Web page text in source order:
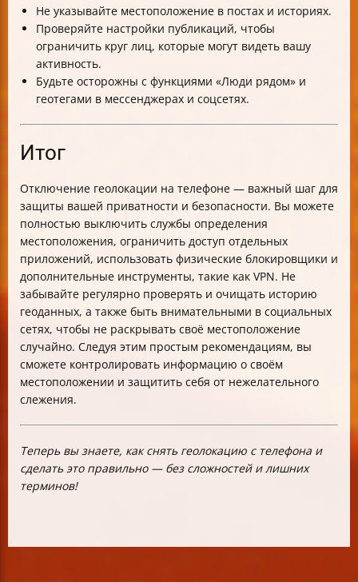
Не указывайте местоположение в постах и историях.
Проверяйте настройки публикаций, чтобы
ограничить круг лиц, которые могут видеть вашу
активность.
Будьте осторожны с функциями «Люди рядом» и
геотегами в мессенджерах и соцсетях.
Итог
Отключение геолокации на телефоне — важный шаг для
защиты вашей приватности и безопасности. Вы можете
полностью выключить службы определения
местоположения, ограничить доступ отдельных
приложений, использовать физические блокировщики и
дополнительные инструменты, такие как VPN. Не
забывайте регулярно проверять и очищать историю
геоданных, а также быть внимательными в социальных
сетях, чтобы не раскрывать своё местоположение
случайно. Следуя этим простым рекомендациям, вы
сможете контролировать информацию о своём
местоположении и защитить себя от нежелательного
слежения.
Теперь вы знаете, как снять геолокацию с телефона и
сделать это правильно — без сложностей и лишних
терминов!